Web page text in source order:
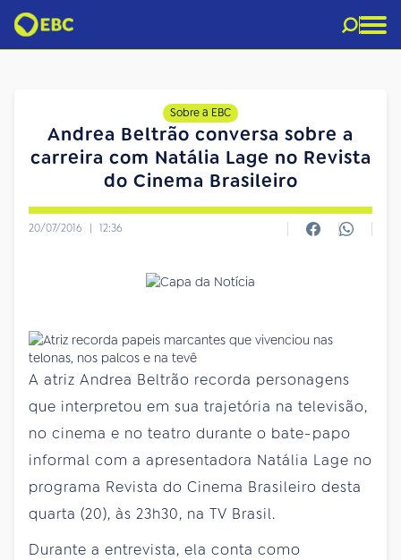
Sobre a EBC
Andrea Beltrão conversa sobre a
carreira com Natália Lage no Revista
do Cinema Brasileiro
20/07/2016 | 12:36
A atriz Andrea Beltrão recorda personagens
que interpretou em sua trajetória na televisão,
no cinema e no teatro durante o bate-papo
informal com a apresentadora Natália Lage no
programa Revista do Cinema Brasileiro desta
quarta (20), às 23h30, na TV Brasil.
Durante a entrevista, ela conta como